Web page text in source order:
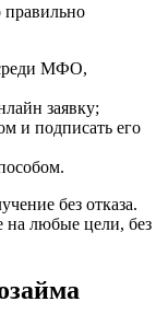
правильно
МФО,
заявку;
и подписать его
без отказа.
на любые цели, без